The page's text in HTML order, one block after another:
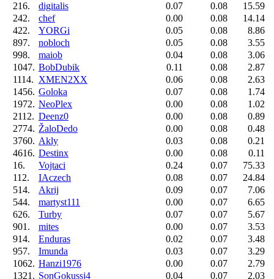
216.
digitalis 0.07 0.08
15.59
242.
chef 0.00 0.08
14.14
422.
YORGi 0.05 0.08
8.86
897.
nobloch 0.05 0.08
3.55
998.
maiob 0.04 0.08
3.06
1047. BobDubik 0.11 0.08
2.87
1114. XMEN2XX 0.06 0.08
2.63
1456. Goloka 0.07 0.08
1.74
1972. NeoPlex 0.00 0.08
1.02
2112. Deenz0 0.00 0.08
0.89
2774. ŽaloDedo 0.00 0.08
0.48
3760. Akly 0.03 0.08
0.21
4616. Destinx 0.00 0.08
0.11
16.
Vojtaci 0.24 0.07
75.33
112.
IAczech 0.08 0.07
24.84
514.
Akrij 0.09 0.07
7.06
544.
martyst111 0.00 0.07
6.65
626.
Turby 0.07 0.07
5.67
901.
mites 0.00 0.07
3.53
914.
Enduras 0.02 0.07
3.48
957.
Imunda 0.03 0.07
3.29
1062. Hanzi1976 0.00 0.07
2.79
1321. SonGokussj4 0.04 0.07
2.03